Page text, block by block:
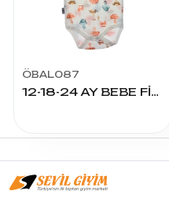
ÖBAL087
12-18-24 AY BEBE FİTİLLİ BADY ATLET